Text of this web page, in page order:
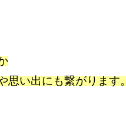
思い出にも繋がります。